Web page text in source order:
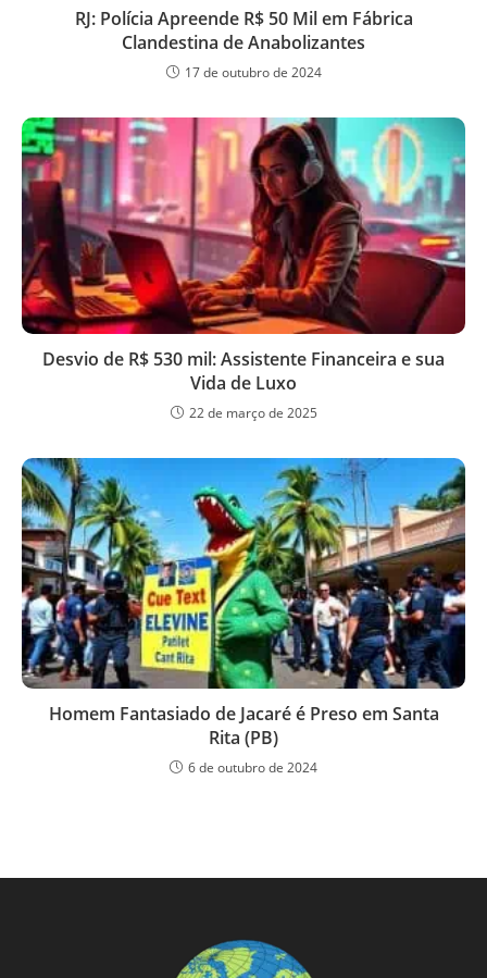
RJ: Polícia Apreende R$ 50 Mil em Fábrica
Clandestina de Anabolizantes
17 de outubro de 2024
Desvio de R$ 530 mil: Assistente Financeira e sua
Vida de Luxo
22 de março de 2025
Homem Fantasiado de Jacaré é Preso em Santa
Rita (PB)
6 de outubro de 2024